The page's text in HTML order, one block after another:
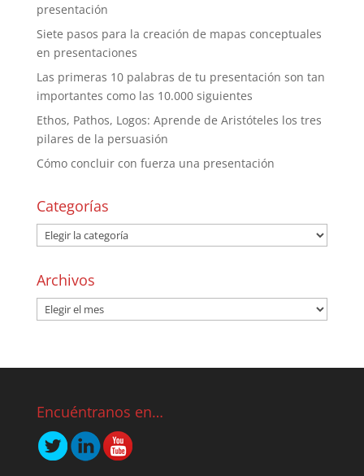
presentación
Siete pasos para la creación de mapas conceptuales
en presentaciones
Las primeras 10 palabras de tu presentación son tan
importantes como las 10.000 siguientes
Ethos, Pathos, Logos: Aprende de Aristóteles los tres
pilares de la persuasión
Cómo concluir con fuerza una presentación
Categorías
Archivos
Encuéntranos en…